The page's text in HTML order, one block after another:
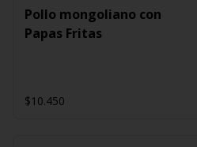
Pollo mongoliano con
Papas Fritas
$10.450